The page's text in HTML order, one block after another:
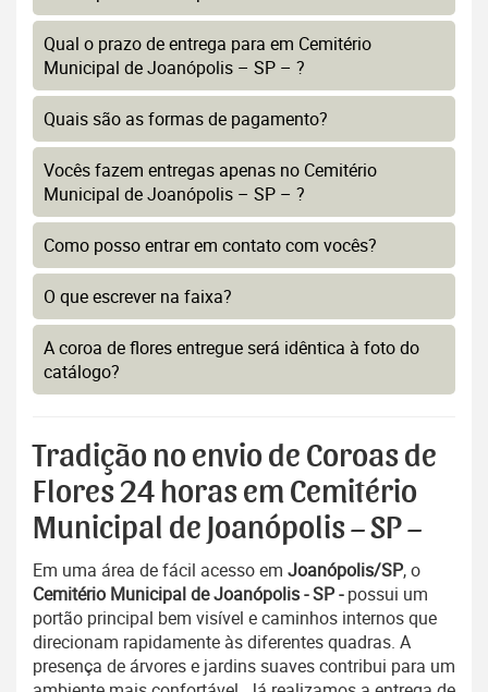
Qual o prazo de entrega para em Cemitério
Municipal de Joanópolis – SP – ?
Quais são as formas de pagamento?
Vocês fazem entregas apenas no Cemitério
Municipal de Joanópolis – SP – ?
Como posso entrar em contato com vocês?
O que escrever na faixa?
A coroa de flores entregue será idêntica à foto do
catálogo?
Tradição no envio de Coroas de
Flores 24 horas em Cemitério
Municipal de Joanópolis – SP –
Em uma área de fácil acesso em Joanópolis/SP, o
Cemitério Municipal de Joanópolis - SP -possui um
portão principal bem visível e caminhos internos que
direcionam rapidamente às diferentes quadras. A
presença de árvores e jardins suaves contribui para um